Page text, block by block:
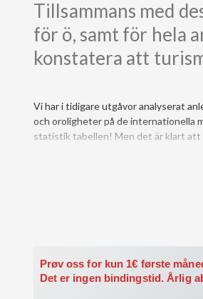
Tillsammans med
för ö, samt för hela
konstatera att
Vi har i tidigare utgåvor analyserat
och oroligheter på de internationella
statistik tabellen! Men det är klart att
Prøv oss for kun 1€ første
Det er ingen bindingstid. Årlig